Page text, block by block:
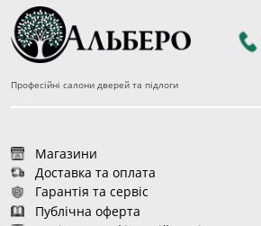
Професійні салони дверей та підлоги
Магазини
Доставка та оплата
Гарантія та сервіс
Публічна оферта